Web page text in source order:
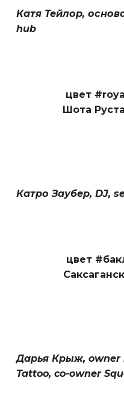
Катя Тейлор,
hub
цвет
Шота
Катро Заубер, DJ,
цвет
Дарья Крыж, owner
Tattoo, co-owner